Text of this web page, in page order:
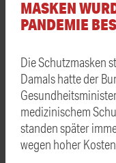
MASKEN
PANDEMIE
Die Schutzmasken
Damals hatte der
medizinischem
standen später
wegen hoher